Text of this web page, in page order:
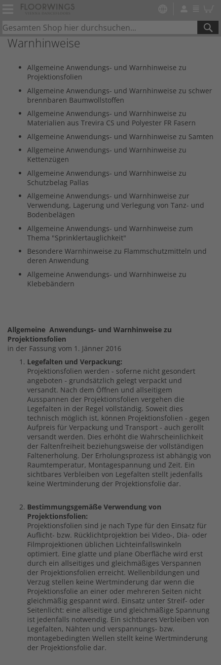
Warnhinweise
Allgemeine Anwendungs- und Warnhinweise zu
Projektionsfolien
Allgemeine Anwendungs- und Warnhinweise zu schwer
brennbaren Baumwollstoffen
Allgemeine Anwendungs- und Warnhinweise zu
Materialien aus Trevira CS und Polyester FR Fasern
Allgemeine Anwendungs- und Warnhinweise zu Samten
Allgemeine Anwendungs- und Warnhinweise zu
Kettenzügen
Allgemeine Anwendungs- und Warnhinweise zu
Schutzbelag Pallas
Allgemeine Anwendungs- und Warnhinweise zur
Verwendung, Lagerung und Verlegung von Tanz- und
Bodenbelägen
Allgemeine Anwendungs- und Warnhinweise zum
Thema "Sprinklertauglichkeit"
Besondere Warnhinweise zu Flammschutzmitteln und
deren Anwendung
Allgemeine Anwendungs- und Warnhinweise zu
Klebebändern
Allgemeine Anwendungs- und Warnhinweise zu
Projektionsfolien
in der Fassung vom 1. Jänner 2016
Legefalten und Verpackung:
Projektionsfolien werden - soferne nicht gesondert
angeboten - grundsätzlich gelegt verpackt und
versandt. Nach dem Öffnen und allseitigem
Ausspannen der Projektionsfolien vergehen die
Legefalten in der Regel vollständig. Soweit dies
technisch möglich ist, können Projektionsfolien - gegen
Aufpreis für Verpackung und Transport - auch gerollt
versandt werden. Dies erhöht die Wahrscheinlichkeit
der Faltenfreiheit beziehungsweise der vollständigen
Faltenerholung. Der Erholungsprozess ist abhängig von
Raumtemperatur, Montagespannung und Zeit. Ein
sichtbares Verbleiben von Legefalten stellt jedenfalls
keine Wertminderung der Projektionsfolie dar.
Bestimmungsgemäße Verwendung von
Projektionsfolien:
Projektionsfolien sind je nach Type für den Einsatz für
Auflicht- bzw. Rücklichtprojektion bei Video-, Dia- oder
Filmprojektionen üblichen Lichteinfallswinkeln
optimiert. Eine glatte und plane Oberfläche wird erst
durch ein allseitiges und gleichmäßiges Verspannen
der Projektionsfolien erreicht. Wellenbildungen und
Verzug stellen keine Wertminderung dar wenn die
Projektionsfolie an einer oder mehreren Seiten nicht
gleichmäßig gespannt wird. Einsatz unter Streif- oder
Seitenlicht: eine allseitige und gleichmäßige Spannung
ist jedenfalls notwendig. Ein sichtbares Verbleiben von
Legefalten, Nähten und verspannungs- bzw.
montagebedingten Wellen stellt keine Wertminderung
der Projektionsfolie dar.